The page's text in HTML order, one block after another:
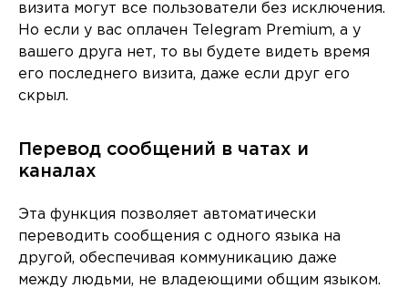
визита могут все пользователи без исключения.
Но если у вас оплачен Telegram Premium, а у
вашего друга нет, то вы будете видеть время
его последнего визита, даже если друг его
скрыл.
Перевод сообщений в чатах и
каналах
Эта функция позволяет автоматически
переводить сообщения с одного языка на
другой, обеспечивая коммуникацию даже
между людьми, не владеющими общим языком.